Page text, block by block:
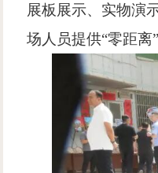
展板展示、实物演
场人员提供“零距离